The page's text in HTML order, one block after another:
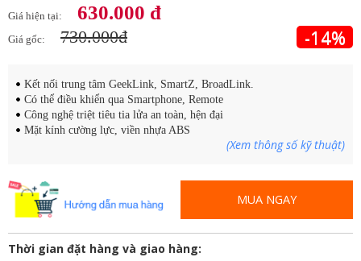
Giá hiện tại: 630.000 đ
Giá gốc: 730.000đ -14%
Kết nối trung tâm GeekLink, SmartZ, BroadLink.
Có thể điều khiển qua Smartphone, Remote
Công nghệ triệt tiêu tia lửa an toàn, hện đại
Mặt kính cường lực, viền nhựa ABS
(Xem thông số kỹ thuật)
MUA NGAY
Thời gian đặt hàng và giao hàng: